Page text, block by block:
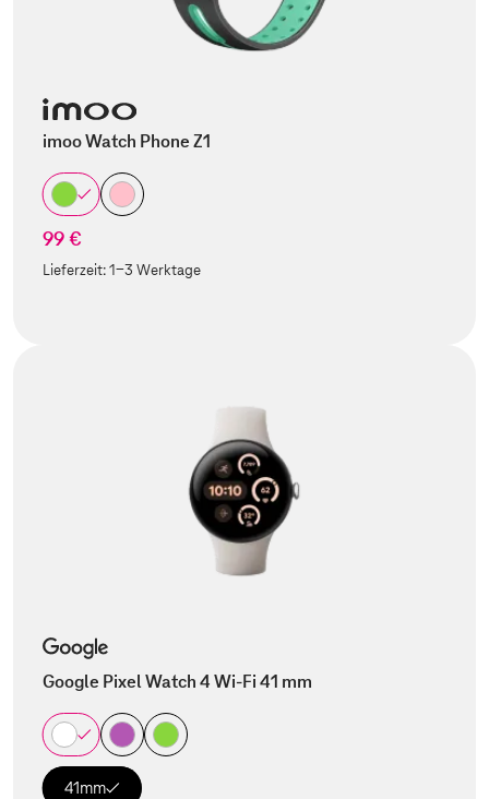
imoo Watch Phone Z1
99 €
Lieferzeit:1-3 Werktage
Google Pixel Watch 4 Wi-Fi 41 mm
41mm